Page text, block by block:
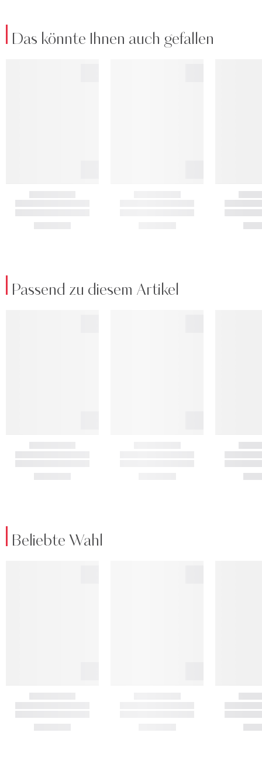
Das könnte Ihnen auch gefallen
Passend zu diesem Artikel
Beliebte Wahl